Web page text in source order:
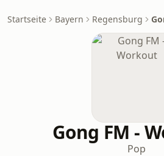
Startseite Bayern Regensburg
Gong FM -
Pop